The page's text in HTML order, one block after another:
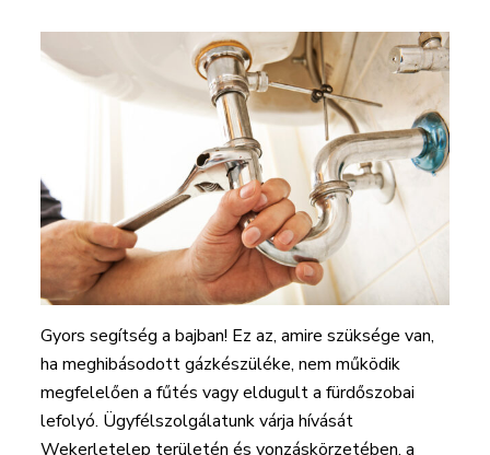
Gyors segítség a bajban! Ez az, amire szüksége van,
ha meghibásodott gázkészüléke, nem működik
megfelelően a fűtés vagy eldugult a fürdőszobai
lefolyó. Ügyfélszolgálatunk várja hívását
Wekerletelep területén és vonzáskörzetében, a